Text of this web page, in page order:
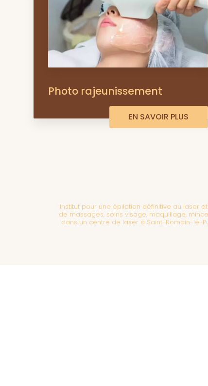
Photo rajeunissement
EN SAVOIR PLUS
Institut pour une épilation définitive au laser
de massages, soins visage, maquillage,
dans un centre de laser à Saint-Romain-le-